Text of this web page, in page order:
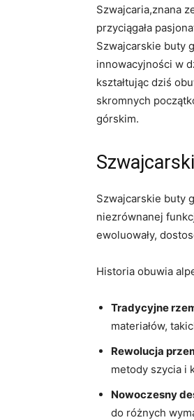
Szwajcaria,znana
przyciągała
Szwajcarskie buty
innowacyjności w
kształtując dziś
skromnych
górskim.
Szwajcarskie buty
niezrównanej
ewoluowały,
Historia ⁢obuwia
Tradycyjne
materiałów,
Rewolucja
‍metody szycia i
Nowoczesny
⁤do różnych